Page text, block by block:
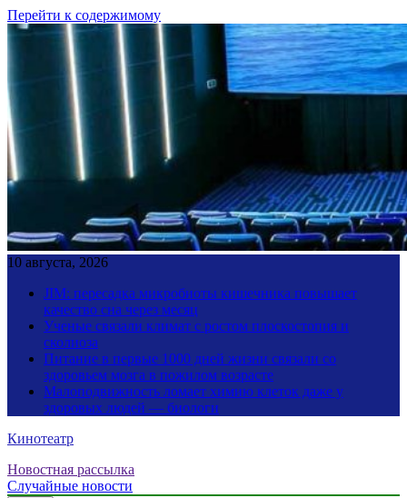
Перейти к содержимому
10 августа, 2026
JIM: пересадка микробиоты кишечника повышает
качество сна через месяц
Ученые связали климат с ростом плоскостопия и
сколиоза
Питание в первые 1000 дней жизни связали со
здоровьем мозга в пожилом возрасте
Малоподвижность ломает химию клеток даже у
здоровых людей — биологи
Кинотеатр
Новостная рассылка
Случайные новости